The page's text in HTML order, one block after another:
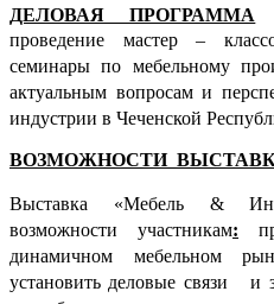
ДЕЛОВАЯ ПРОГРАММА
проведение мастер –
семинарыпо мебельному
актуальным вопросам и
индустрии в Чеченской
ВОЗМОЖНОСТИ
Выставка «Мебель &
возможности участникам:
динамичном мебельном
установить деловые связи и